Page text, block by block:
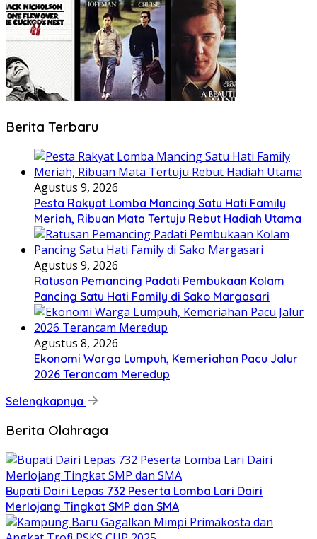
Berita Terbaru
Agustus 9, 2026
Pesta Rakyat Lomba Mancing Satu Hati Family
Meriah, Ribuan Mata Tertuju Rebut Hadiah Utama
Agustus 9, 2026
Ratusan Pemancing Padati Pembukaan Kolam
Pancing Satu Hati Family di Sako Margasari
Agustus 8, 2026
Ekonomi Warga Lumpuh, Kemeriahan Pacu Jalur
2026 Terancam Meredup
Selengkapnya
Berita Olahraga
Bupati Dairi Lepas 732 Peserta Lomba Lari Dairi
Merlojang Tingkat SMP dan SMA